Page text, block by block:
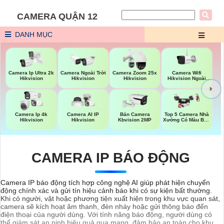
CAMERA QUẬN 12
DANH MỤC
Camera Ip Ultra 2k
Hikvision
Camera Ngoài Trời
Hikvision
Camera Zoom 25x
Hikvision
Camera Wifi
Hikvision Ngoài
Camera Ip 4k
Hikvision
Camera AI IP
Hikvision
Bán Camera
Kbvision 2MP
Top 5 Camera Nhà
Xưởng Có Màu Ban
CAMERA IP BÁO ĐỘNG
Camera IP báo động tích hợp công nghệ AI giúp phát hiện chuyển
động chính xác và gửi tín hiệu cảnh báo khi có sự kiện bất thường.
Khi có người, vật hoặc phương tiện xuất hiện trong khu vực quan sát,
camera sẽ kích hoạt âm thanh, đèn nháy hoặc gửi thông báo đến
điện thoại của người dùng. Với tính năng báo động, người dùng có